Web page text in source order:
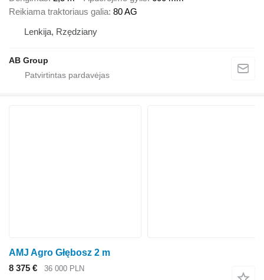
Reikiama traktoriaus galia 80 AG
Lenkija, Rzędziany
AB Group
AMJ Agro Głębosz 2 m
8 375 €
36 000 PLN